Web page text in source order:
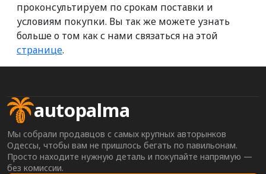
проконсультируем по срокам поставки и
условиям покупки. Вы так же можете узнать
больше о том как с нами связаться на этой
странице.
autopalma
Мы собрали продавцов с самых крупных авторынков
Одессы, чтобы вам не пришлось бегать по павильонам.
Просто находите нужную деталь и покупайте напрямую —
без комиссии.